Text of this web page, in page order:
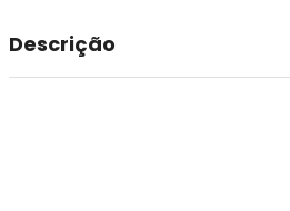
Descrição